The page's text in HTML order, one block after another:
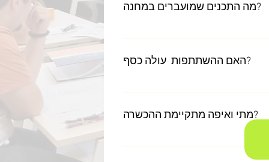
מה התכנים שמועברים במחנה?
בכיתה וישנם שעות הטסה
האם ההשתתפות עולה כסף?
מתי ואיפה מתקיימת ההכשרה?
נובמבר לפי מועדי הגיוס